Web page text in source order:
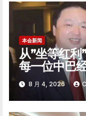
本会新闻
从”坐等红
每一位中巴
8 月 4, 2026